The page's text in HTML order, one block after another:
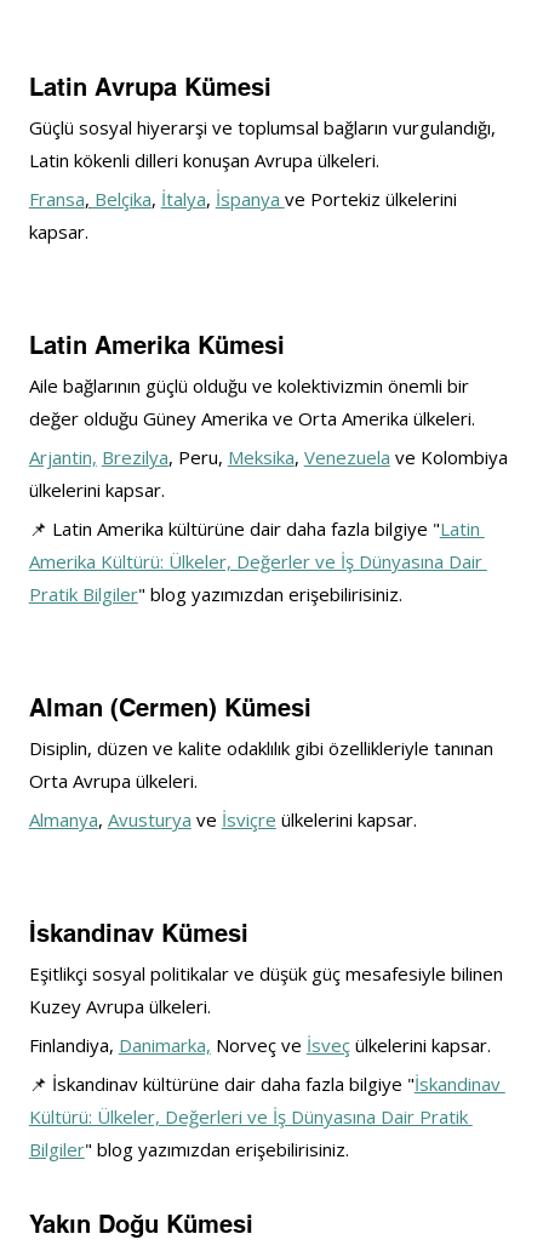
Latin Avrupa Kümesi
Güçlü sosyal hiyerarşi ve toplumsal bağların vurgulandığı,
Latin kökenli dilleri konuşan Avrupa ülkeleri.
Fransa, Belçika, İtalya, İspanya ve Portekiz ülkelerini
kapsar.
Latin Amerika Kümesi
Aile bağlarının güçlü olduğu ve kolektivizmin önemli bir
değer olduğu Güney Amerika ve Orta Amerika ülkeleri.
Arjantin, Brezilya, Peru, Meksika, Venezuela ve Kolombiya
ülkelerini kapsar.
📌 Latin Amerika kültürüne dair daha fazla bilgiye "Latin
Amerika Kültürü: Ülkeler, Değerler ve İş Dünyasına Dair
Pratik Bilgiler" blog yazımızdan erişebilirisiniz.
Alman (Cermen) Kümesi
Disiplin, düzen ve kalite odaklılık gibi özellikleriyle tanınan
Orta Avrupa ülkeleri.
Almanya, Avusturya ve İsviçre ülkelerini kapsar.
İskandinav Kümesi
Eşitlikçi sosyal politikalar ve düşük güç mesafesiyle bilinen
Kuzey Avrupa ülkeleri.
Finlandiya, Danimarka, Norveç ve İsveç ülkelerini kapsar.
📌 İskandinav kültürüne dair daha fazla bilgiye "İskandinav
Kültürü: Ülkeler, Değerleri ve İş Dünyasına Dair Pratik
Bilgiler" blog yazımızdan erişebilirisiniz.
Yakın Doğu Kümesi